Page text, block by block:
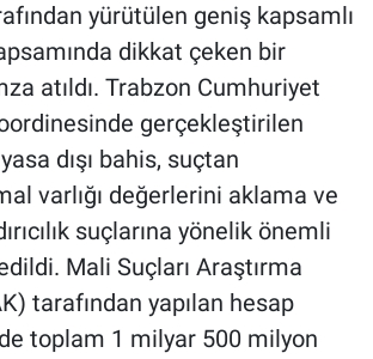
yürütülen geniş kapsamlı
dikkat çeken bir
atıldı. Trabzon Cumhuriyet
gerçekleştirilen
dışı bahis, suçtan
varlığı değerlerini aklama ve
suçlarına yönelik önemli
Mali Suçları Araştırma
tarafından yapılan hesap
toplam 1 milyar 500 milyon